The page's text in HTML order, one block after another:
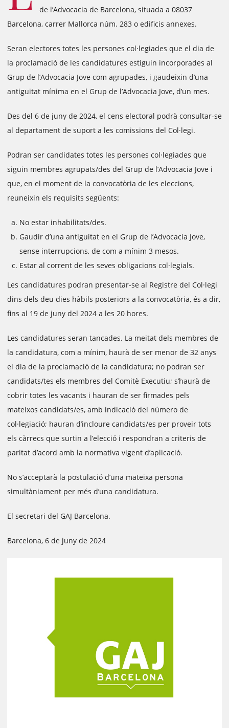
de l’Advocacia de Barcelona, situada a 08037
Barcelona, carrer Mallorca núm. 283 o edificis annexes.
Seran electores totes les persones col·legiades que el dia de
la proclamació de les candidatures estiguin incorporades al
Grup de l’Advocacia Jove com agrupades, i gaudeixin d’una
antiguitat mínima en el Grup de l’Advocacia Jove, d’un mes.
Des del 6 de juny de 2024, el cens electoral podrà consultar-se
al departament de suport a les comissions del Col·legi.
Podran ser candidates totes les persones col·legiades que
siguin membres agrupats/des del Grup de l’Advocacia Jove i
que, en el moment de la convocatòria de les eleccions,
reuneixin els requisits següents:
No estar inhabilitats/des.
Gaudir d’una antiguitat en el Grup de l’Advocacia Jove,
sense interrupcions, de com a mínim 3 mesos.
Estar al corrent de les seves obligacions col·legials.
Les candidatures podran presentar-se al Registre del Col·legi
dins dels deu dies hàbils posteriors a la convocatòria, és a dir,
fins al 19 de juny del 2024 a les 20 hores.
Les candidatures seran tancades. La meitat dels membres de
la candidatura, com a mínim, haurà de ser menor de 32 anys
el dia de la proclamació de la candidatura; no podran ser
candidats/tes els membres del Comitè Executiu; s’haurà de
cobrir totes les vacants i hauran de ser firmades pels
mateixos candidats/es, amb indicació del número de
col·legiació; hauran d’incloure candidats/es per proveir tots
els càrrecs que surtin a l’elecció i respondran a criteris de
paritat d’acord amb la normativa vigent d’aplicació.
No s’acceptarà la postulació d’una mateixa persona
simultàniament per més d’una candidatura.
El secretari del GAJ Barcelona.
Barcelona, 6 de juny de 2024